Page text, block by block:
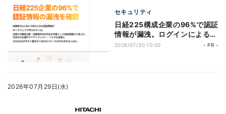
セキュリティ
日経225構成企業の96%で認証
情報が漏洩。ログインによる侵
入を防ぐ「例外なきIDガバナン
2026/07/30 10:00 - PR -
2026年07月29日(水)